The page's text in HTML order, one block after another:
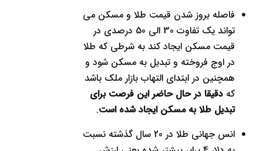
فاصله بروز شدن قیمت طلا و مسکن می
تواند یک تفاوت 30 الی 50 درصدی در
قیمت مسکن ایجاد کند به شرطی که طلا
در اوج فروخته و تبدیل به مسکن شود و
همچنین در ابتدای التهاب بازار ملک باشد
که دقیقا در حال حاضر این فرصت برای
تبدیل طلا به مسکن ایجاد شده است.
انس جهانی طلا در 20 سال گذشته نسبت